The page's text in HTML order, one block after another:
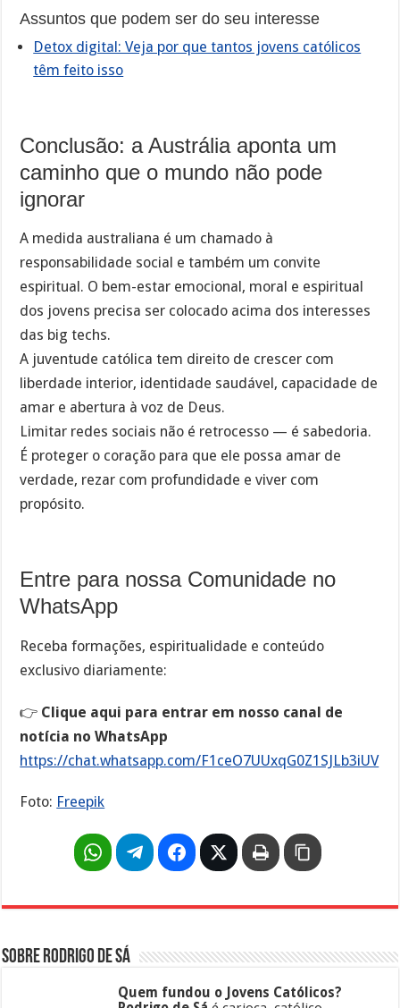
Assuntos que podem ser do seu interesse
Detox digital: Veja por que tantos jovens católicos
têm feito isso
Conclusão: a Austrália aponta um
caminho que o mundo não pode
ignorar
A medida australiana é um chamado à
responsabilidade social e também um convite
espiritual. O bem-estar emocional, moral e espiritual
dos jovens precisa ser colocado acima dos interesses
das big techs.
A juventude católica tem direito de crescer com
liberdade interior, identidade saudável, capacidade de
amar e abertura à voz de Deus.
Limitar redes sociais não é retrocesso — é sabedoria.
É proteger o coração para que ele possa amar de
verdade, rezar com profundidade e viver com
propósito.
Entre para nossa Comunidade no
WhatsApp
Receba formações, espiritualidade e conteúdo
exclusivo diariamente:
👉 Clique aqui para entrar em nosso canal de
notícia no WhatsApp
https://chat.whatsapp.com/F1ceO7UUxqG0Z1SJLb3iUV
Foto: Freepik
Sobre Rodrigo de Sá
Quem fundou o Jovens Católicos?